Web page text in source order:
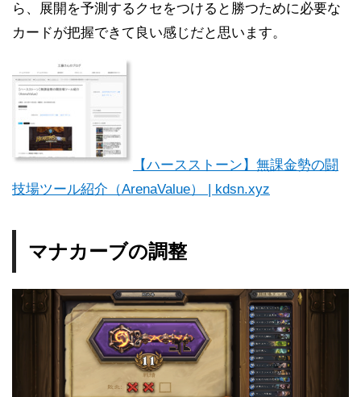
ら、展開を予測するクセをつけると勝つために必要な
カードが把握できて良い感じだと思います。
【ハースストーン】無課金勢の闘
技場ツール紹介（ArenaValue） | kdsn.xyz
マナカーブの調整